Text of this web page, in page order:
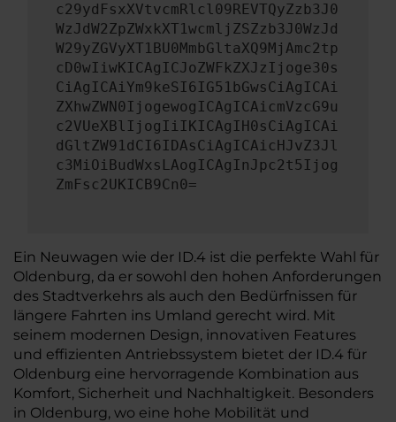
c29ydFsxXVtvcmRlcl09REVTQyZzb3J0
WzJdW2ZpZWxkXT1wcmljZSZzb3J0WzJd
W29yZGVyXT1BU0MmbGltaXQ9MjAmc2tp
cD0wIiwKICAgICJoZWFkZXJzIjoge30s
CiAgICAiYm9keSI6IG51bGwsCiAgICAi
ZXhwZWN0IjogewogICAgICAicmVzcG9u
c2VUeXBlIjogIiIKICAgIH0sCiAgICAi
dGltZW91dCI6IDAsCiAgICAicHJvZ3Jl
c3MiOiBudWxsLAogICAgInJpc2t5Ijog
ZmFsc2UKICB9Cn0=
Ein Neuwagen wie der ID.4 ist die perfekte Wahl für
Oldenburg, da er sowohl den hohen Anforderungen
des Stadtverkehrs als auch den Bedürfnissen für
längere Fahrten ins Umland gerecht wird. Mit
seinem modernen Design, innovativen Features
und effizienten Antriebssystem bietet der ID.4 für
Oldenburg eine hervorragende Kombination aus
Komfort, Sicherheit und Nachhaltigkeit. Besonders
in Oldenburg, wo eine hohe Mobilität und